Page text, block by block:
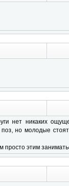
нет никаких
поз, но молодые
этим